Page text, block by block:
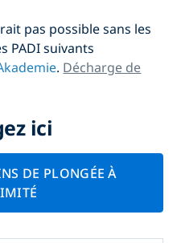
pas possible sans les
PADI suivants
. Décharge de
ici
DE PLONGÉE À